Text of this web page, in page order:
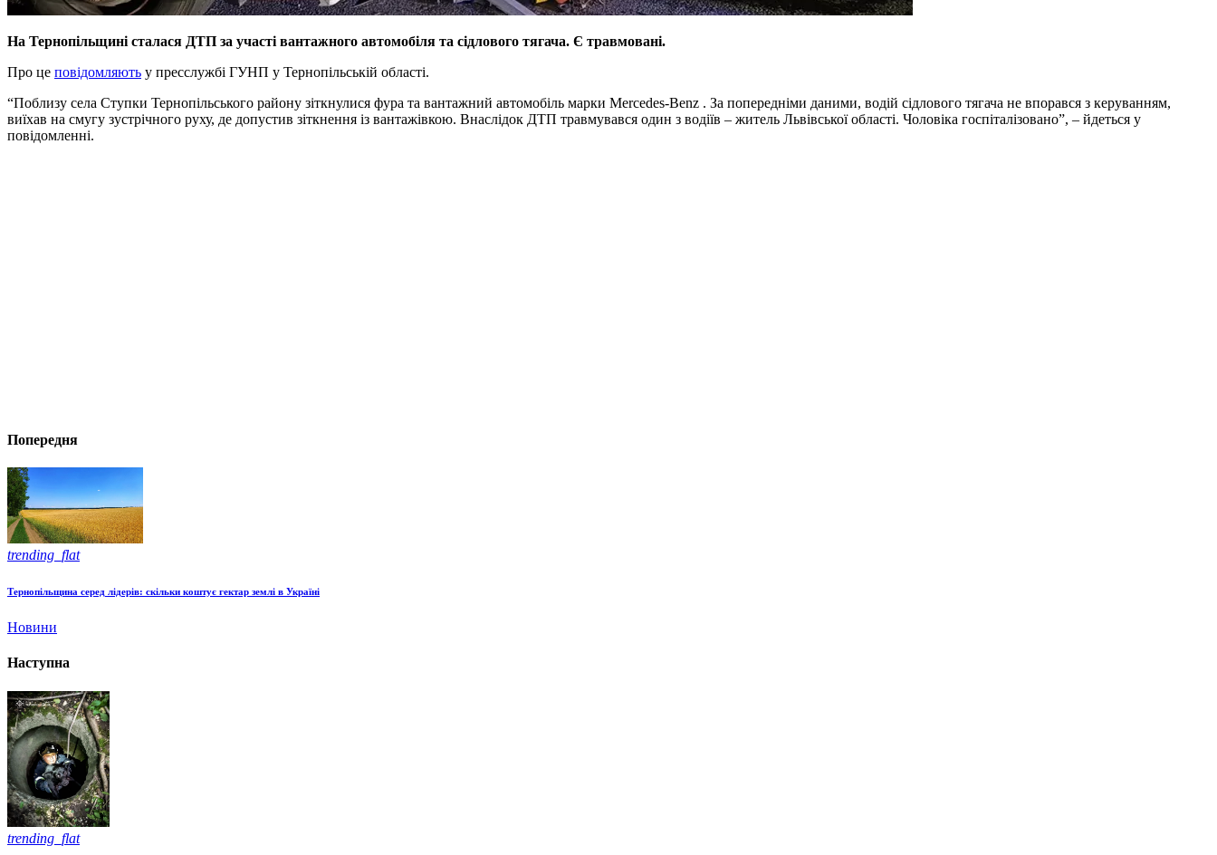
На Тернопільщині сталася ДТП за участі вантажного автомобіля та сідлового тягача. Є травмовані.
Про це повідомляють у пресслужбі ГУНП у Тернопільській області.
“Поблизу села Ступки Тернопільського району зіткнулися фура та вантажний автомобіль марки Mercedes-Benz . За попередніми даними, водій сідлового тягача не впорався з керуванням,
виїхав на смугу зустрічного руху, де допустив зіткнення із вантажівкою. Внаслідок ДТП травмувався один з водіїв – житель Львівської області. Чоловіка госпіталізовано”, – йдеться у
повідомленні.
Попередня
trending_flat
Тернопільщина серед лідерів: скільки коштує гектар землі в Україні
Новини
Наступна
trending_flat